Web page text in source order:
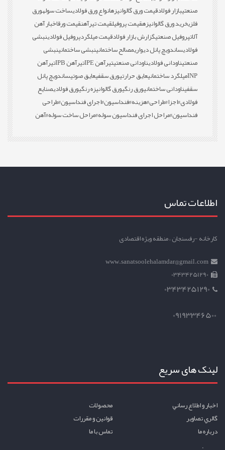
صنعتیبازار فولادقیمت ورق گالوانیزهانواع ورق فولادیساخت سولهورق
فلزیخرید ورق گالوانیزهقیمت پروفیلقیمت تیرآهنقیمت ورقاخبار آهن
آلاتپروفیل صنعتیگزارش بازار فولادقیمت میلگردپروفیل فولادینبشی
فولادیساندویچ پانل دیواریمصالح ساختمانینبشی ساختمانینبشی
صنعتیناودانی فولادیناودانی صنعتیتیرآهن IPE تیرآهن IPB
تیرآهن
INPمیلگرد ساختمانیعایق حرارتیورق سقفیعایق صوتیساندویچ پانل
سقفیناودانی ساختمانیورق رنگیورق گالوانیزه رنگیورق فولادیصنایع
فولادی#اجزا#طراحی#هزینه#فنداسیون#اجرای فنداسیون#طراحی
فنداسیون#مراحل اجرای فنداسیون سوله#مراحل ساخت سوله#آهن
اطلاعات تماس
کارخانه -رفسنجان ، منطقه ویژه اقتصادی
www.sanatsoolehalamdar@gmail.com
03434251290
03434251290
09193346500
لینک های سریع
اخبار و اطلاع رساني
محصولات
گالري تصاوير
قوانين و مقررات
درباره ما
تماس با ما